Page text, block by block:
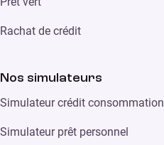
Rachat de crédit
Nos simulateurs
Simulateur crédit consommation
Simulateur prêt personnel